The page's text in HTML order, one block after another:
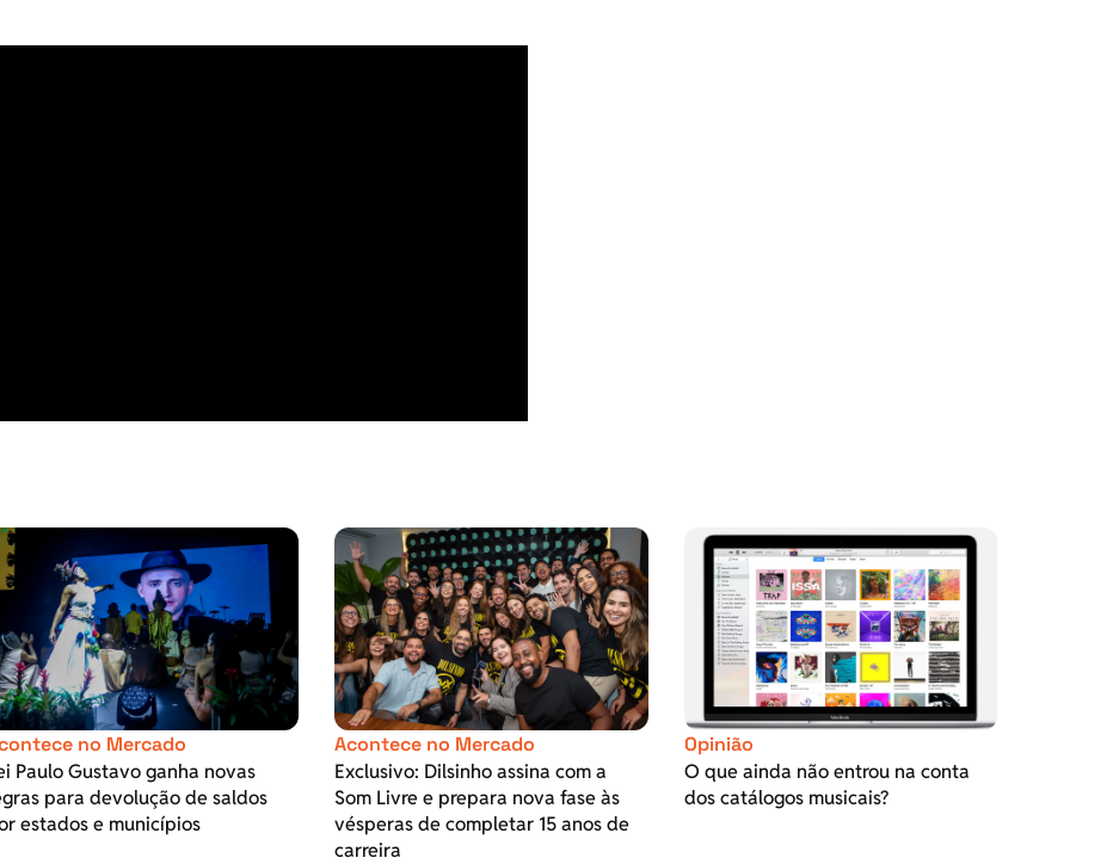
no Mercado
Paulo Gustavo ganha novas
para devolução de saldos
estados e municípios
Acontece no Mercado
Exclusivo: Dilsinho assina com a
Som Livre e prepara nova fase às
vésperas de completar 15 anos de
carreira
Opinião
O que ainda não entrou na conta
dos catálogos musicais?